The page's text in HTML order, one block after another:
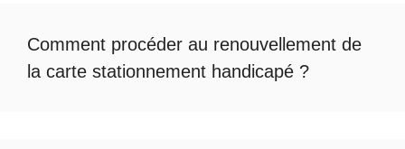
Comment procéder au renouvellement de
la carte stationnement handicapé ?